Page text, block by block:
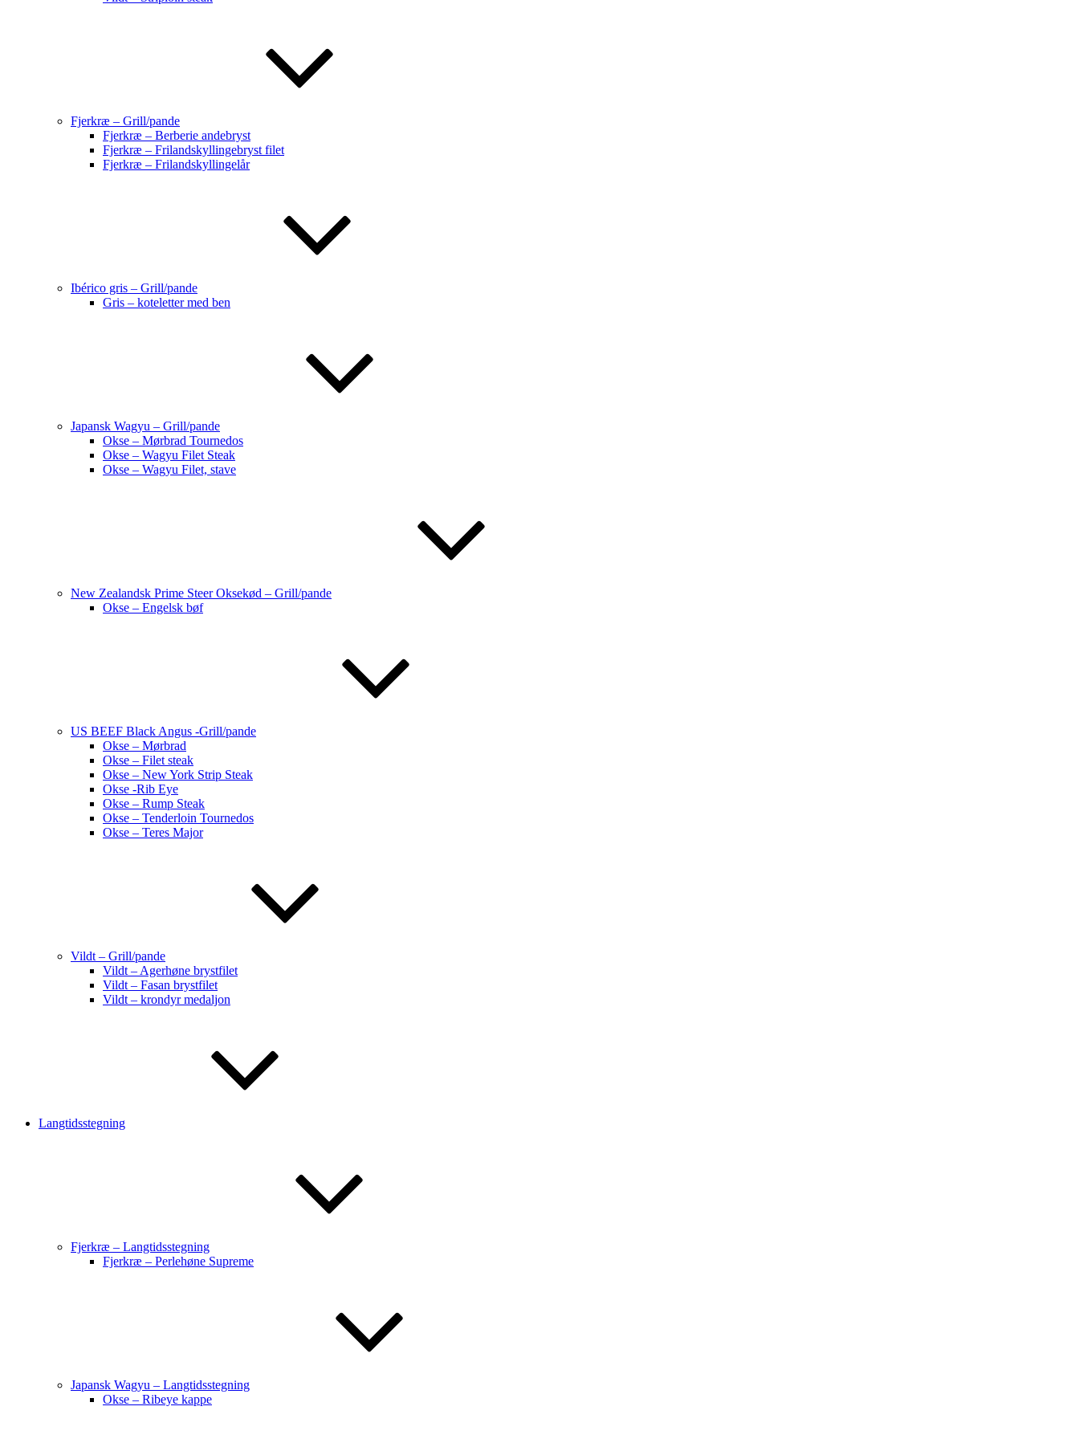
Fjerkræ – Grill/pande
Fjerkræ – Berberie andebryst
Fjerkræ – Frilandskyllingebryst filet
Fjerkræ – Frilandskyllingelår
Ibérico gris – Grill/pande
Gris – koteletter med ben
Japansk Wagyu – Grill/pande
Okse – Mørbrad Tournedos
Okse – Wagyu Filet Steak
Okse – Wagyu Filet, stave
New Zealandsk Prime Steer Oksekød – Grill/pande
Okse – Engelsk bøf
US BEEF Black Angus -Grill/pande
Okse – Mørbrad
Okse – Filet steak
Okse – New York Strip Steak
Okse -Rib Eye
Okse – Rump Steak
Okse – Tenderloin Tournedos
Okse – Teres Major
Vildt – Grill/pande
Vildt – Agerhøne brystfilet
Vildt – Fasan brystfilet
Vildt – krondyr medaljon
Langtidsstegning
Fjerkræ – Langtidsstegning
Fjerkræ – Perlehøne Supreme
Japansk Wagyu – Langtidsstegning
Okse – Ribeye kappe